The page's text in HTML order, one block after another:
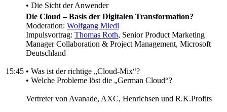
• Die Sicht der Anwender
15:45
Die Cloud – Basis der Digitalen Transformation?
Moderation: Wolfgang Miedl
Impulsvortrag: Thomas Roth, Senior Product Marketing
Manager Collaboration & Project Management, Microsoft
Deutschland
• Was ist der richtige „Cloud-Mix“?
• Welche Probleme löst die „German Cloud“?
Vertreter von Avanade, AXC, Henrichsen und R.K.Profits